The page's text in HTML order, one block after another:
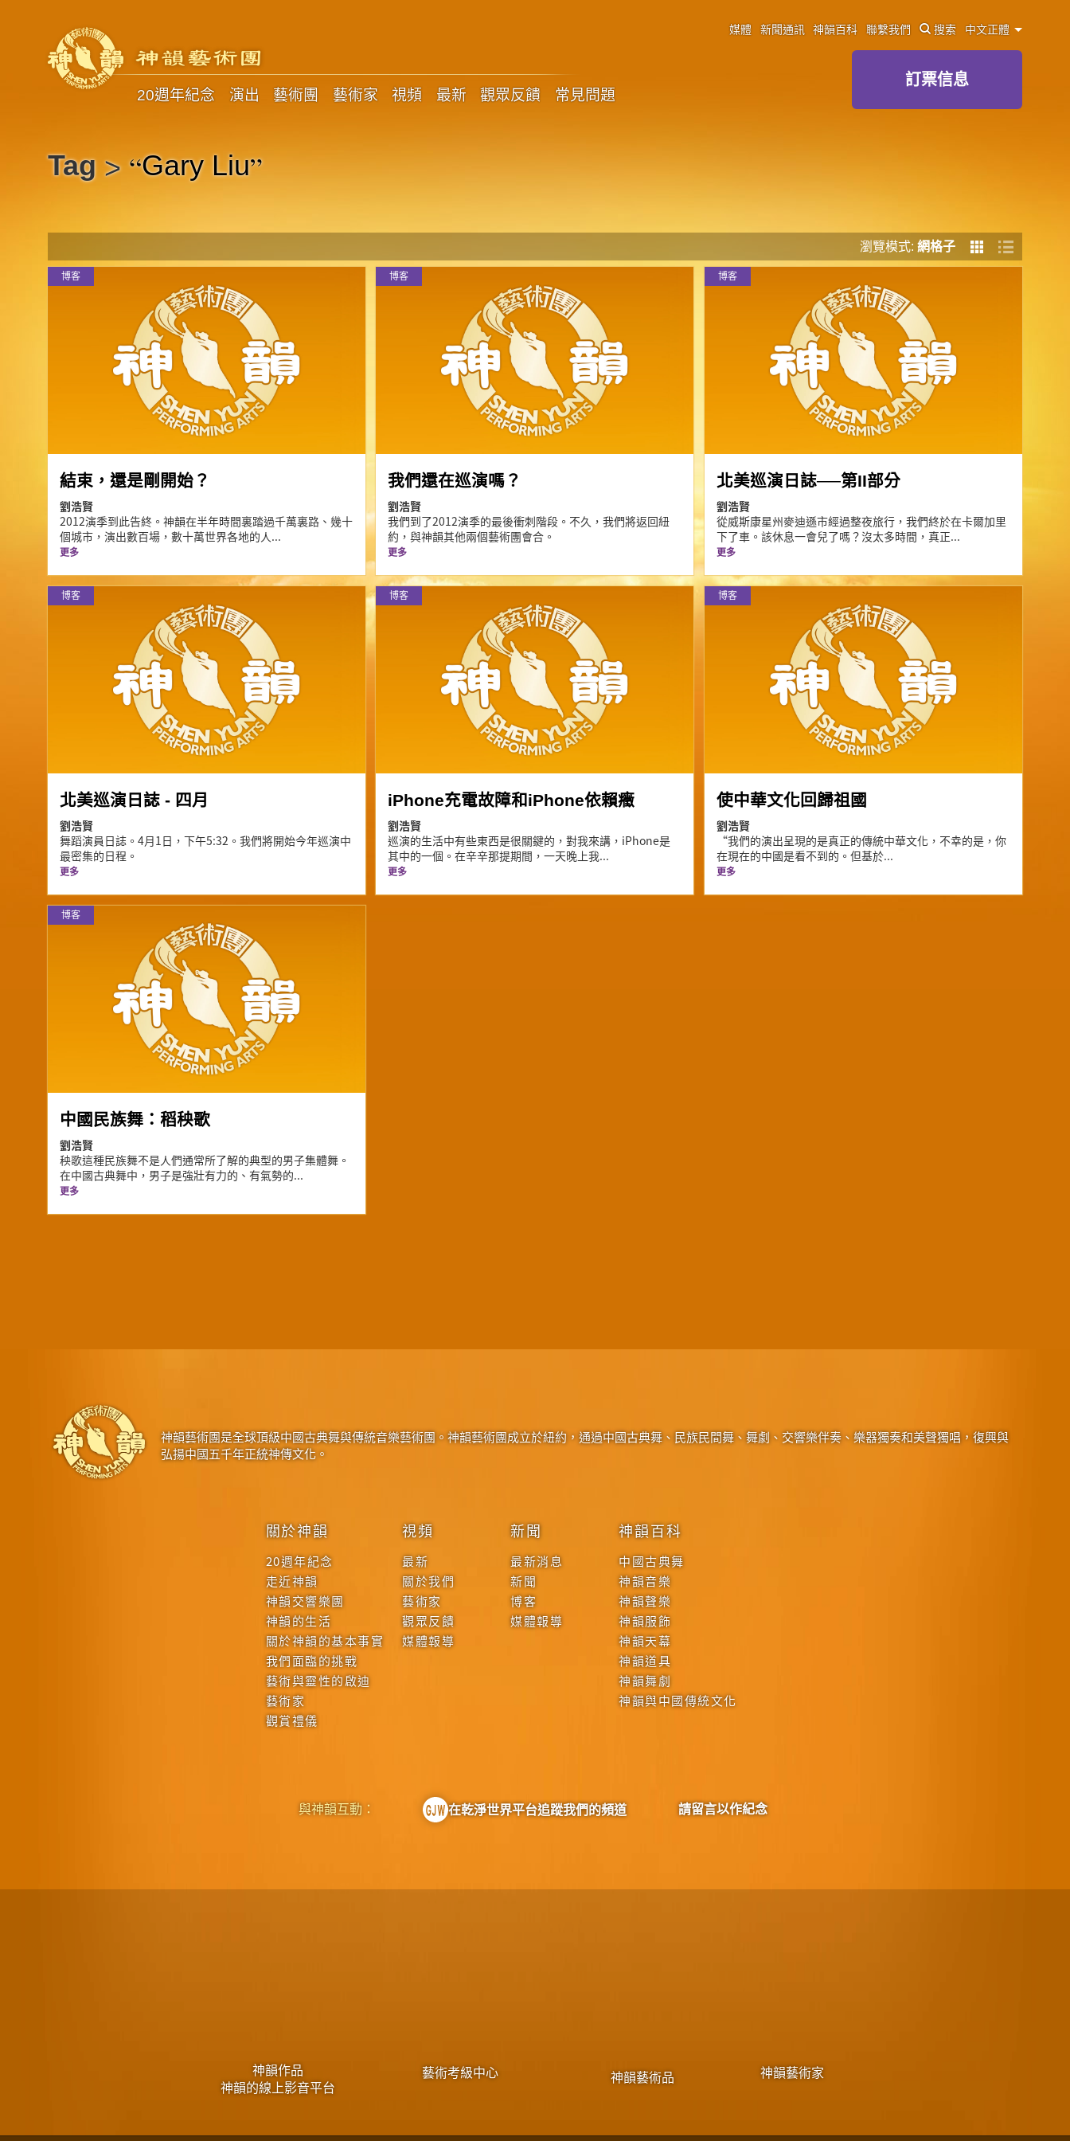
20週年紀念 演出 藝術團 藝術家 視頻 最新 觀眾反饋 常見問題
媒體 新聞通訊 神韻百科 聯繫我們 搜索 中文正體
訂票信息
Tag> “Gary Liu”
瀏覽模式: 網格子
博客
結束，還是剛開始？
劉浩賢
2012演季到此告終。神韻在半年時間裏踏過千萬裏路、幾十
個城市，演出數百場，數十萬世界各地的人...
更多
博客
我們還在巡演嗎？
劉浩賢
我們到了2012演季的最後衝刺階段。不久，我們將返回紐
約，與神韻其他兩個藝術團會合。
更多
博客
北美巡演日誌──第II部分
劉浩賢
從威斯康星州麥迪遜市經過整夜旅行，我們終於在卡爾加里
下了車。該休息一會兒了嗎？沒太多時間，真正...
更多
博客
北美巡演日誌 - 四月
劉浩賢
舞蹈演員日誌。4月1日，下午5:32。我們將開始今年巡演中
最密集的日程。
更多
博客
iPhone充電故障和iPhone依賴癥
劉浩賢
巡演的生活中有些東西是很關鍵的，對我來講，iPhone是
其中的一個。在辛辛那提期間，一天晚上我...
更多
博客
使中華文化回歸祖國
劉浩賢
“我們的演出呈現的是真正的傳統中華文化，不幸的是，你
在現在的中國是看不到的。但基於...
更多
博客
中國民族舞：稻秧歌
劉浩賢
秧歌這種民族舞不是人們通常所了解的典型的男子集體舞。
在中國古典舞中，男子是強壯有力的、有氣勢的...
更多
神韻藝術團是全球頂級中國古典舞與傳統音樂藝術團。神韻藝術團成立於紐約，通過中國古典舞、民族民間舞、舞劇、交響樂伴奏、樂器獨奏和美聲獨唱，復興與
弘揚中國五千年正統神傳文化。
關於神韻
20週年紀念
走近神韻
神韻交響樂團
神韻的生活
關於神韻的基本事實
我們面臨的挑戰
藝術與靈性的啟迪
藝術家
觀賞禮儀
視頻
最新
關於我們
藝術家
觀眾反饋
媒體報導
新聞
最新消息
新聞
博客
媒體報導
神韻百科
中國古典舞
神韻音樂
神韻聲樂
神韻服飾
神韻天幕
神韻道具
神韻舞劇
神韻與中國傳統文化
與神韻互動： 在乾淨世界平台追蹤我們的頻道 請留言以作紀念
神韻作品
神韻的線上影音平台
藝術考級中心 神韻藝術品 神韻藝術家